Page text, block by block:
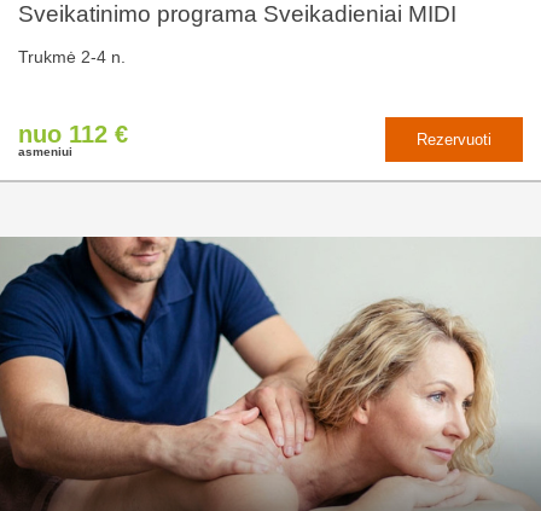
Sveikatinimo programa Sveikadieniai MIDI
Trukmė 2-4 n.
nuo 112 €
asmeniui
Rezervuoti